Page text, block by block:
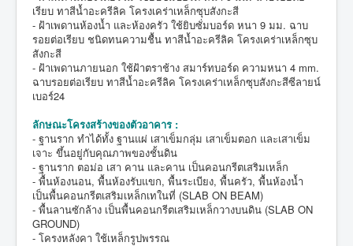
เรียบ ทาสีน้ำอะครีลิค โครงเคร่าเหล็กซุบสังกะสี
- ฝ้าเพดานห้องน้ำ และห้องครัว ใช้ยิบซั่มบอร์ด หนา 9 มม. ฉาบ
รอยต่อเรียบ ชนิดทนความชื้น ทาสีน้ำอะครีลิค โครงเคร่าเหล็กซุบ
สังกะสี
- ฝ้าเพดานภายนอก ใช้ฝ้าตราช้าง สมาร์ทบอร์ด ความหนา 4 mm.
ฉาบรอยต่อเรียบ ทาสีน้ำอะครีลิค โครงเคร่าเหล็กซุบสังกะสีซีลายน์
เบอร์24
ลักษณะโครงสร้างของตัวอาคาร :
- ฐานราก ทำได้ทั้ง ฐานแผ่ เสาเข็มกลุ่ม เสาเข็มตอก และเสาเข็ม
เจาะ ขึ้นอยู่กับคุณภาพของชั้นดิน
- ฐานราก ตอม่อ เสา คาน และคาน เป็นคอนกรีตเสริมเหล็ก
- พื้นห้องนอน, พื้นห้องรับแขก, พื้นระเบียง, พื้นครัว, พื้นห้องน้ำ
เป็นพื้นคอนกรีตเสริมเหล็กเทในที่ (SLAB ON BEAM)
- พื้นลานซักล้าง เป็นพื้นคอนกรีตเสริมเหล็กวางบนดิน (SLAB ON
GROUND)
- โครงหลังคา ใช้เหล็กรูปพรรณ